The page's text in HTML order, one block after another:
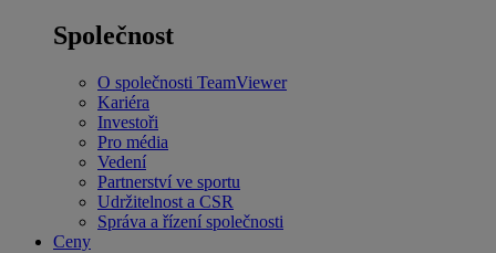
Společnost
O společnosti TeamViewer
Kariéra
Investoři
Pro média
Vedení
Partnerství ve sportu
Udržitelnost a CSR
Správa a řízení společnosti
Ceny